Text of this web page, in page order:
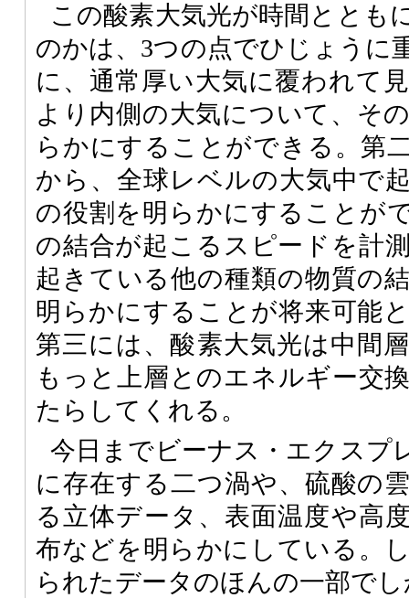
この酸素大気光が時間ととも
のかは、3つの点でひじょうに
に、通常厚い大気に覆われて
より内側の大気について、そ
らかにすることができる。第
から、全球レベルの大気中で
の役割を明らかにすることが
の結合が起こるスピードを計
起きている他の種類の物質の
明らかにすることが将来可能
第三には、酸素大気光は中間
もっと上層とのエネルギー交
たらしてくれる。
今日までビーナス・エクスプ
に存在する二つ渦や、硫酸の
る立体データ、表面温度や高
布などを明らかにしている。
られたデータのほんの一部で